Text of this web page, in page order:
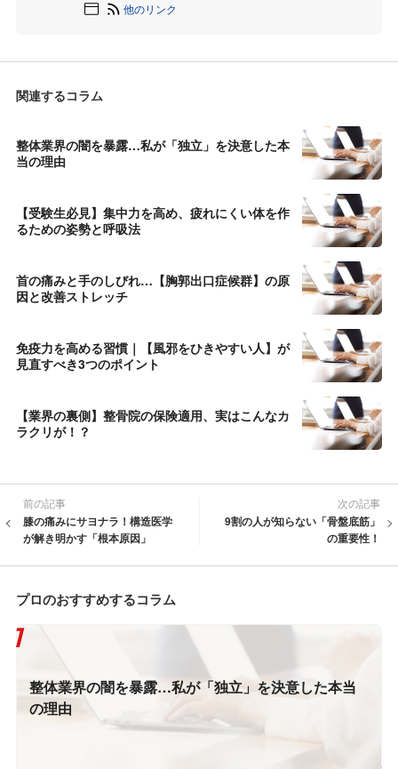
他のリンク
関連するコラム
整体業界の闇を暴露…私が「独立」を決意した本
当の理由
【受験生必見】集中力を高め、疲れにくい体を作
るための姿勢と呼吸法
首の痛みと手のしびれ…【胸郭出口症候群】の原
因と改善ストレッチ
免疫力を高める習慣｜【風邪をひきやすい人】が
見直すべき3つのポイント
【業界の裏側】整骨院の保険適用、実はこんなカ
ラクリが！？
前の記事
膝の痛みにサヨナラ！構造医学
が解き明かす「根本原因」
次の記事
9割の人が知らない「骨盤底筋」
の重要性！
プロのおすすめするコラム
整体業界の闇を暴露…私が「独立」を決意した本当
の理由